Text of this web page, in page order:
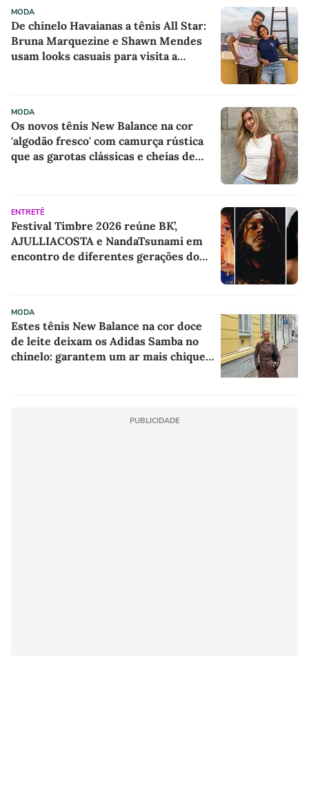
MODA
De chinelo Havaianas a tênis All Star:
Bruna Marquezine e Shawn Mendes
usam looks casuais para visita a
MODA
Os novos tênis New Balance na cor
'algodão fresco' com camurça rústica
que as garotas clássicas e cheias de
ENTRETÊ
Festival Timbre 2026 reúne BK’,
AJULLIACOSTA e NandaTsunami em
encontro de diferentes gerações do
MODA
Estes tênis New Balance na cor doce
de leite deixam os Adidas Samba no
chinelo: garantem um ar mais chique e
PUBLICIDADE